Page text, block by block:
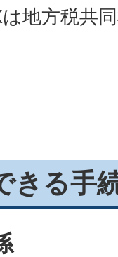
地方税共
きる手